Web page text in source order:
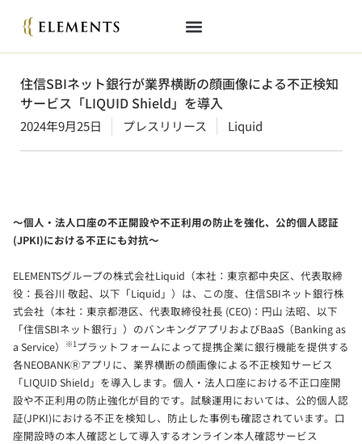
住信SBIネット銀行が業界横断の顔画像による不正検知
サービス「LIQUID Shield」を導入
2024年9月25日 プレスリリース Liquid
～個人・法人口座の不正開設や不正利用の防止を強化、公的個人認証
(JPKI)における不正にも対抗～
ELEMENTSグループの株式会社Liquid（本社：東京都中央区、代表取締
役：長谷川 敬起、以下「Liquid」）は、この度、住信SBIネット銀行株
式会社（本社：東京都港区、代表取締役社長 (CEO)：円山 法昭、以下
「住信SBIネット銀行」）のバンキングアプリおよびBaaS（Banking as
a Service）
※1プラットフォームによって提携企業に銀行機能を提供する
各NEOBANKⓇアプリに、業界横断の顔画像による不正検知サービス
「LIQUID Shield」を導入します。個人・法人口座における不正口座開
設や不正利用の防止強化が目的です。試験運用においては、公的個人認
証(JPKI)における不正を検知し、防止した事例も確認されています。口
座開設時の本人確認として導入するオンライン本人確認サービス